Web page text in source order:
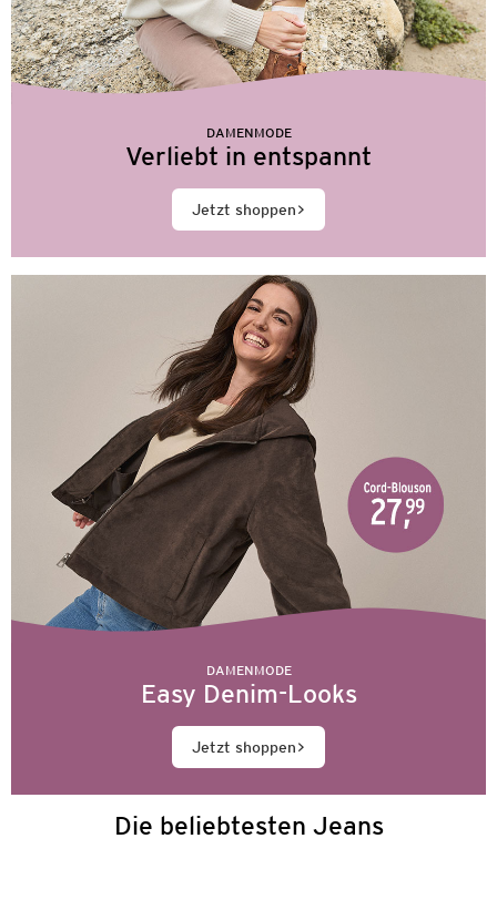
DAMENMODE
Verliebt in entspannt
Jetzt shoppen
DAMENMODE
Easy Denim-Looks
Jetzt shoppen
Die beliebtesten Jeans